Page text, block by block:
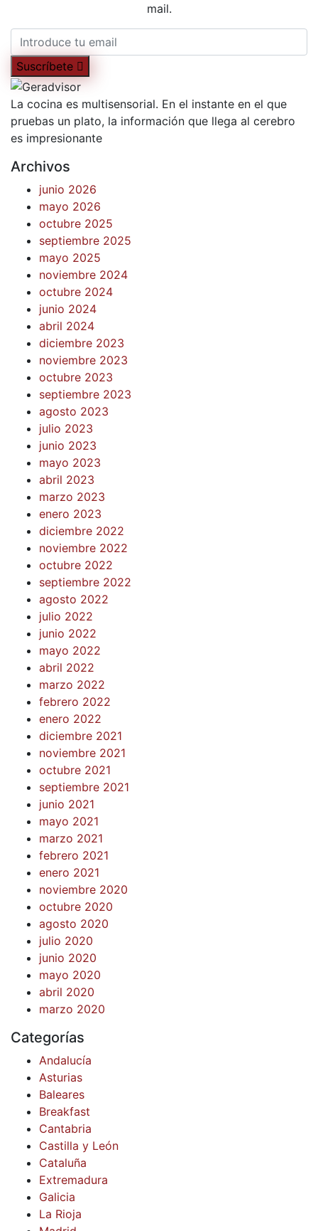
mail.
Suscríbete
La cocina es multisensorial. En el instante en el que
pruebas un plato, la información que llega al cerebro
es impresionante
Archivos
junio 2026
mayo 2026
octubre 2025
septiembre 2025
mayo 2025
noviembre 2024
octubre 2024
junio 2024
abril 2024
diciembre 2023
noviembre 2023
octubre 2023
septiembre 2023
agosto 2023
julio 2023
junio 2023
mayo 2023
abril 2023
marzo 2023
enero 2023
diciembre 2022
noviembre 2022
octubre 2022
septiembre 2022
agosto 2022
julio 2022
junio 2022
mayo 2022
abril 2022
marzo 2022
febrero 2022
enero 2022
diciembre 2021
noviembre 2021
octubre 2021
septiembre 2021
junio 2021
mayo 2021
marzo 2021
febrero 2021
enero 2021
noviembre 2020
octubre 2020
agosto 2020
julio 2020
junio 2020
mayo 2020
abril 2020
marzo 2020
Categorías
Andalucía
Asturias
Baleares
Breakfast
Cantabria
Castilla y León
Cataluña
Extremadura
Galicia
La Rioja